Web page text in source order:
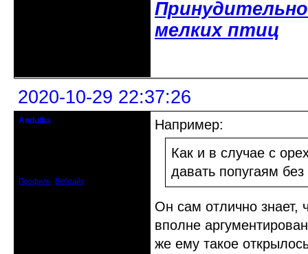
мелких птиц
2020-10-29 22:37:26
Andulka
Профиль Вебсайт
Например:
Как и в случае с
давать попугаям
Он сам отлично знает,
вполне
же ему такое